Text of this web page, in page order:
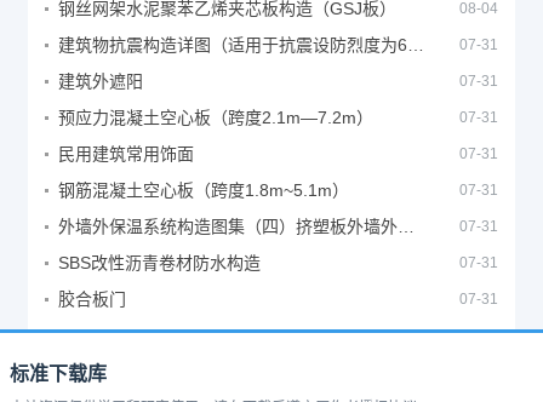
钢丝网架水泥聚苯乙烯夹芯板构造（GSJ板） 08-04
07-31
建筑外遮阳 07-31
预应力混凝土空心板（跨度2.1m—7.2m） 07-31
民用建筑常用饰面 07-31
钢筋混凝土空心板（跨度1.8m~5.1m） 07-31
07-31
SBS改性沥青卷材防水构造 07-31
胶合板门 07-31
标准下载库